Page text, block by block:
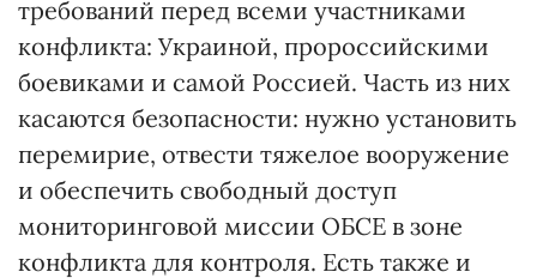
требований перед всеми участниками
конфликта: Украиной, пророссийскими
боевиками и самой Россией. Часть из них
касаются безопасности: нужно установить
перемирие, отвести тяжелое вооружение
и обеспечить свободный доступ
мониторинговой миссии ОБСЕ в зоне
конфликта для контроля. Есть также и